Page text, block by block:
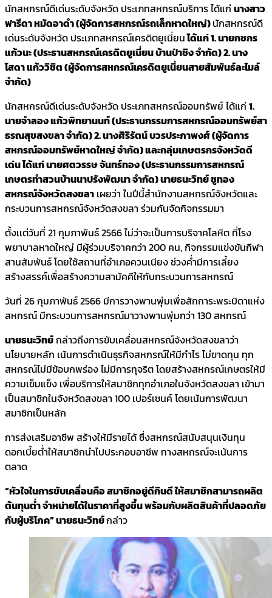
นักสหกรณ์ดีเด่นระดับจังหวัด ประเภทสหกรณ์บริการ ได้แก่ นางสาว
ฟารีดา หมัดอาดำ (ผู้จัดการสหกรณ์รถเล็กหาดใหญ่)นักสหกรณ์ดี
เด่นระดับจังหวัด ประเภทสหกรณ์เครดิตยูเนี่ยนได้แก่ 1. นายกชกร
แก้วนะ (ประธานสหกรณ์เครดิตยูเนี่ยน บ้านป่าชิง จำกัด) 2. นาง
โสดา แก้ววิชิต (ผู้จัดการสหกรณ์เครดิตยูเนี่ยนสายสัมพันธ์ละไมล์
จำกัด)
นักสหกรณ์ดีเด่นระดับจังหวัด ประเภทสหกรณ์ออมทรัพย์ ได้แก่ 1.
นายจำลอง แก้วพิทยานนท์ (ประธานกรรมการสหกรณ์ออมทรัพย์สา
ธรณสุขสงขลา จำกัด) 2. นางศิริรัตน์ บวรประภาพงศ์ (ผู้จัดการ
สหกรณ์ออมทรัพย์หาดใหญ่ จำกัด) และกลุ่มเกษตรกรจังหวัดดี
เด่น ได้แก่ นายศตวรรษ จันทร์ทอง (ประธานกรรมการสหกรณ์
เกษตรทำสวนบ้านนาปรังพัฒนา จำกัด) นายธนะวิทย์ ชูทอง
สหกรณ์จังหวัดสงขลา เผยว่า ในปีนี้สำนักงานสหกรณ์จังหวัด​และ
กระบวนการสหกรณ์จังหวัดสงขลา ร่วมกันจัดกิจกรรมมา
ตั้งเเต่วันที่ 21 กุมภาพันธ์​ 2566 ไม่ว่าจะเป็นการบริจาคโลหิต ที่โรง
พยาบาลหาดใหญ่ มีผู้ร่วมบริจาคกว่า 200 คน, กิจกรรมแข่งขันกีฬา
สานสัมพันธ์ โดยใช้สถานที่อำเภอควนเนียง ช่วงค่ำมีการเลี้ยง
สร้างสรรค์เพื่อสร้างความสามัคคีให้กับกระบวนการสหกรณ์
วันที่ 26 กุมภาพันธ์​ 2566 มีการวางพานพุ่มเพื่อสักการะพระบิดาแห่ง
สหกรณ์ มีกระบวนการสหกรณ์มาวางพานพุ่มกว่า 130 สหกรณ์
นายธนะวิทย์กล่าวถึงการขับเคลื่อนสหกรณ์จังหวัดสงขลาว่า
นโยบาย​หลัก เน้นการดำเนินธุรกิจสหกรณ์ให้มีกำไร ไม่ขาดทุน ทุก
สหกรณ์ไม่มีข้อบกพร่อง ไม่มีการทุจริต โดยสร้างสหกรณ์เกษตรให้มี
ความเข็มแข็ง เพื่อบริการให้สมาชิกทุกอำเภอในจังหวัดสงขลา เข้ามา
เป็นสมาชิกในจังหวัดสงขลา 100 เปอร์เซนค์ โดยเน้นการพัฒนา
สมาชิกเป็นหลัก
การส่งเสริมอาชีพ สร้างให้มีรายได้ ซึ่งสหกรณ์สนับสนุนเงินทุน
ดอกเบี้ยต่ำให้สมาชิกนำไปประกอบอาชีพ ทางสหกรณ์จะเน้นการ
ตลาด
“หัวใจในการขับเคลื่อนคือ สมาชิกอยู่ดีกินดี ให้สมาชิกสามารถ​ผลิต
ต้นทุนต่ำ จำหน่ายได้ในราคาที่สูงขึ้น พร้อมกับผลิตสินค้าที่ปลอดภัย
กับผู้บริโภค” นายธนะวิทย์กล่าว